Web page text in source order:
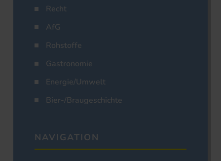
Recht
AfG
Rohstoffe
Gastronomie
Energie/Umwelt
Bier-/Braugeschichte
NAVIGATION